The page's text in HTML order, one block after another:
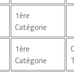
1ère
Catégorie
1ère
Catégorie